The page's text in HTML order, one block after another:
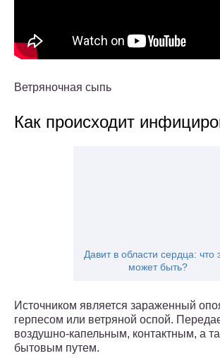
Ветряночная сыпь
Как происходит
Давит в области сердца: что
может быть?
Источником является зараженный
герпесом или ветряной оспой.
воздушно-капельным, контактным, а
бытовым путем.